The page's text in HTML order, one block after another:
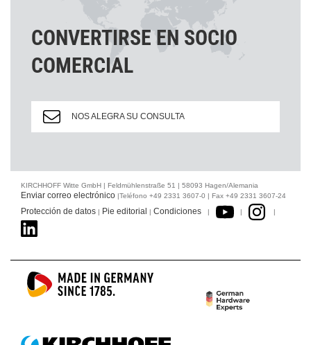
CONVERTIRSE EN SOCIO
COMERCIAL
NOS ALEGRA SU CONSULTA
KIRCHHOFF Witte GmbH | Feldmühlenstraße 51 | 58093 Hagen/Alemania
Enviar correo electrónico |Teléfono +49 2331 3607-0 | Fax +49 2331 3607-24
Protección de datos | Pie editorial | Condiciones | | |